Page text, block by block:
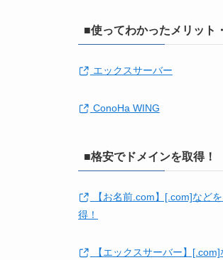
■使ってわかったメリット
エックスサーバー
ConoHa WING
■格安でドメインを取得！
【お名前.com】[.com]などを
得！
【エックスサーバー】[.com]